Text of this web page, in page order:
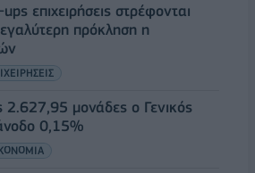
επιχειρήσεις στρέφονται
πρόκληση η
2.627,95 μονάδες ο Γενικός
0,15%